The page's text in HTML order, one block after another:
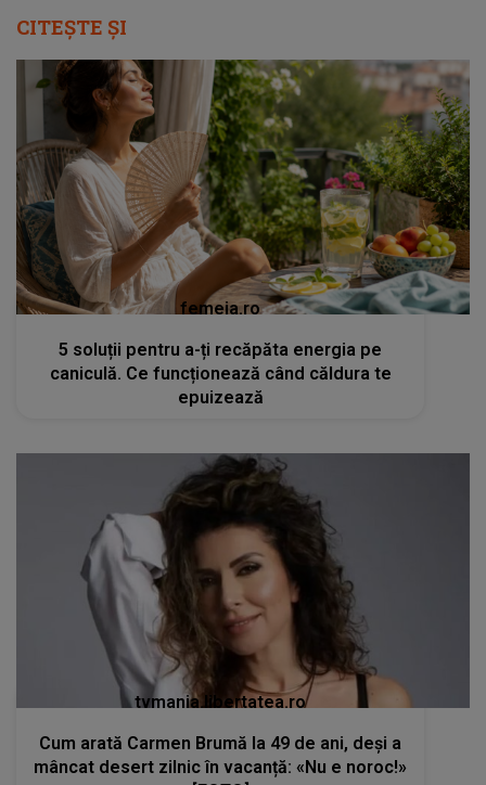
CITEȘTE ȘI
femeia.ro
5 soluții pentru a-ți recăpăta energia pe
caniculă. Ce funcționează când căldura te
epuizează
tvmania.libertatea.ro
Cum arată Carmen Brumă la 49 de ani, deși a
mâncat desert zilnic în vacanță: «Nu e noroc!»